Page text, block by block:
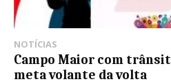
NOTÍCIAS
Campo Maior com
meta volante da volta